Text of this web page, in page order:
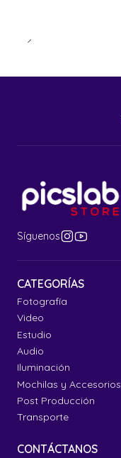
Síguenos
CATEGORÍAS
Fotografía
Video
Estudio
Audio
Iluminación
Mochilas y Accesorios
Post Producción
Transporte
CONTÁCTANOS